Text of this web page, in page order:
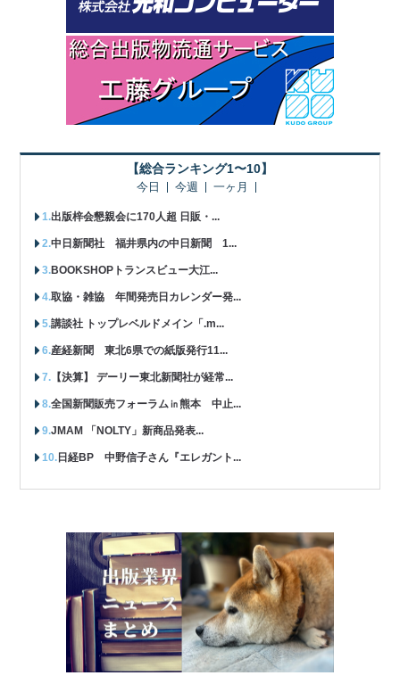
【総合ランキング1〜10】
今日 今週 一ヶ月
出版梓会懇親会に170人超 日販・...
中日新聞社 福井県内の中日新聞 1...
BOOKSHOPトランスビュー大江...
取協・雑協 年間発売日カレンダー発...
講談社 トップレベルドメイン「.m...
産経新聞 東北6県での紙版発行11...
【決算】 デーリー東北新聞社が経常...
全国新聞販売フォーラム㏌熊本 中止...
JMAM 「NOLTY」新商品発表...
日経BP 中野信子さん『エレガント...